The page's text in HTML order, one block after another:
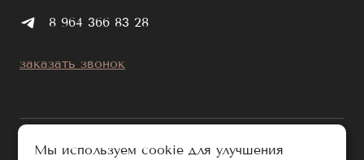
8 964 366 83 28
заказать звонок
Мы используем cookie для улучшения